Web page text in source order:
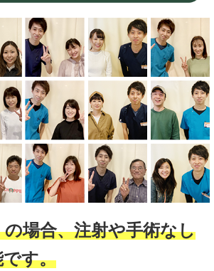
場合、注射や手術なし
す。